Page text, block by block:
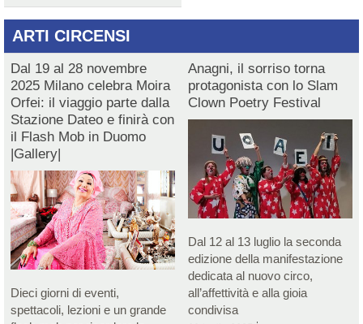
ARTI CIRCENSI
Dal 19 al 28 novembre
2025 Milano celebra Moira
Orfei: il viaggio parte dalla
Stazione Dateo e finirà con
il Flash Mob in Duomo
|Gallery|
Dieci giorni di eventi,
spettacoli, lezioni e un grande
Anagni, il sorriso torna
protagonista con lo Slam
Clown Poetry Festival
Dal 12 al 13 luglio la seconda
edizione della manifestazione
dedicata al nuovo circo,
all’affettività e alla gioia
condivisa